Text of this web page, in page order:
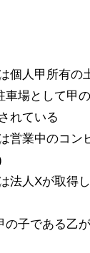
個人甲所有の
車場として甲
れている
営業中のコン
法人Xが取得
の子である乙